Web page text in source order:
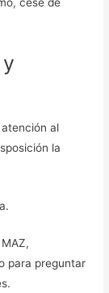
al
la
para preguntar